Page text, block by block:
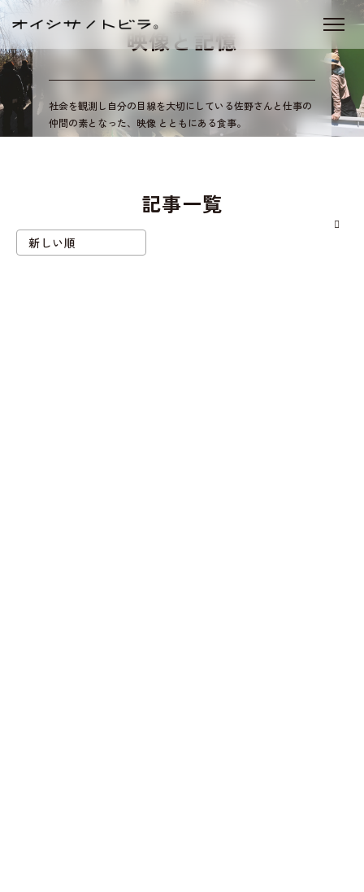
映像と記憶
社会を観測し自分の目線を大切にしている佐野さんと仕事の
仲間の素となった、映像 とともにある食事。
記事一覧